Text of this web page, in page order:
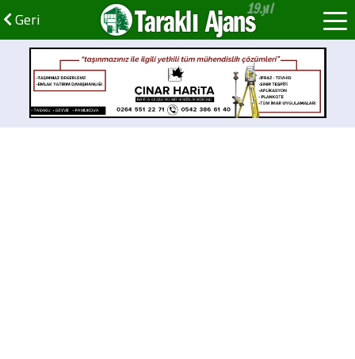
Geri Taraklı Ajans